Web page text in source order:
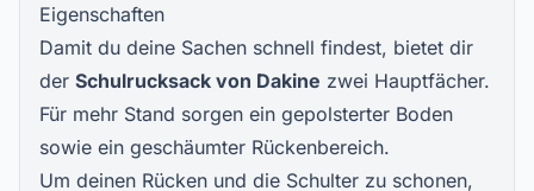
Eigenschaften
Damit du deine Sachen schnell findest, bietet dir
der Schulrucksack von Dakine zwei Hauptfächer.
Für mehr Stand sorgen ein gepolsterter Boden
sowie ein geschäumter Rückenbereich.
Um deinen Rücken und die Schulter zu schonen,